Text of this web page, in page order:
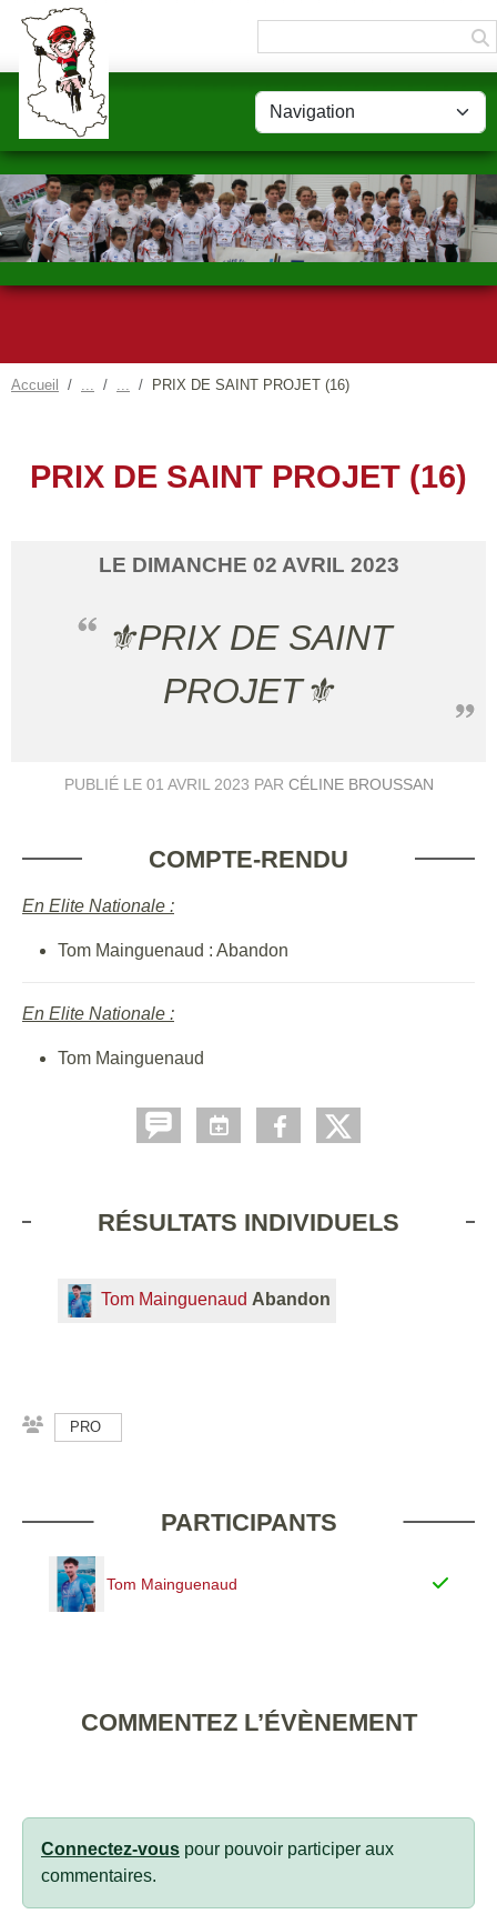
Accueil PRIX DE SAINT PROJET (16)
PRIX DE SAINT PROJET (16)
LE DIMANCHE 02 AVRIL 2023
⚜️PRIX DE SAINT
PROJET⚜️
PUBLIÉ LE 01 AVRIL 2023 PAR CÉLINE BROUSSAN
COMPTE-RENDU
En Elite Nationale :
Tom Mainguenaud : Abandon
En Elite Nationale :
Tom Mainguenaud
RÉSULTATS INDIVIDUELS
Tom Mainguenaud Abandon
PRO
PARTICIPANTS
Tom Mainguenaud
COMMENTEZ L’ÉVÈNEMENT
Connectez-vous pour pouvoir participer aux
commentaires.
Panneau de gestion des cookies